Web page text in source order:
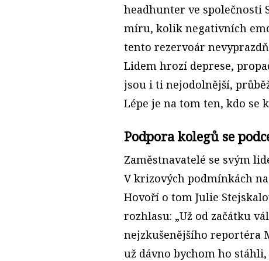
headhunter ve společnosti
míru, kolik negativních
tento rezervoár
Lidem hrozí deprese,
jsou i ti nejodolnější,
Lépe je na tom ten, kdo se
Podpora kolegů se
Zaměstnavatelé se svým
V krizových podmínkách
Hovoří o tom Julie
rozhlasu: „Už od začátku
nejzkušenějšího reportéra
už dávno bychom ho